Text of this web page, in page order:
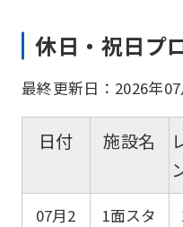
休日・祝日プ
最終更新日：2026年
日付 施設名
07月2
1面スタ